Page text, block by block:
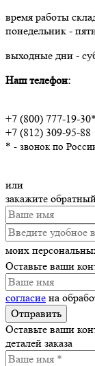
время работы
понедельник -
выходные дни -
Наш телефон:
+7 (800) 777-19-30*
+7 (812) 309-95-88
* - звонок по
или
закажите
моих
Оставьте ваши
согласие на
Оставьте ваши
деталей заказа